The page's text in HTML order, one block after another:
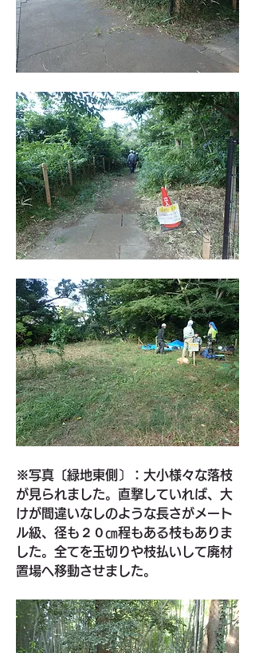
※写真〔緑地東側〕：大小様々な落枝
が見られました。直撃していれば、大
けが間違いなしのような長さがメート
ル級、径も２０㎝程もある枝もありま
した。全てを玉切りや枝払いして廃材
置場へ移動させました。